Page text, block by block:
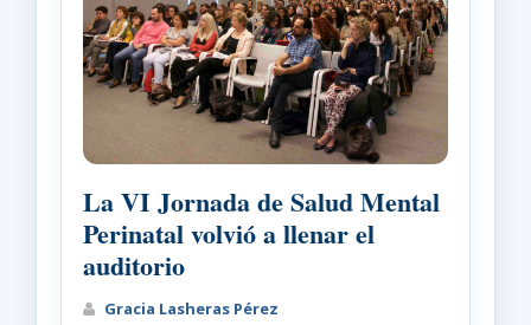
La VI Jornada de Salud Mental
Perinatal volvió a llenar el
auditorio
Gracia Lasheras Pérez